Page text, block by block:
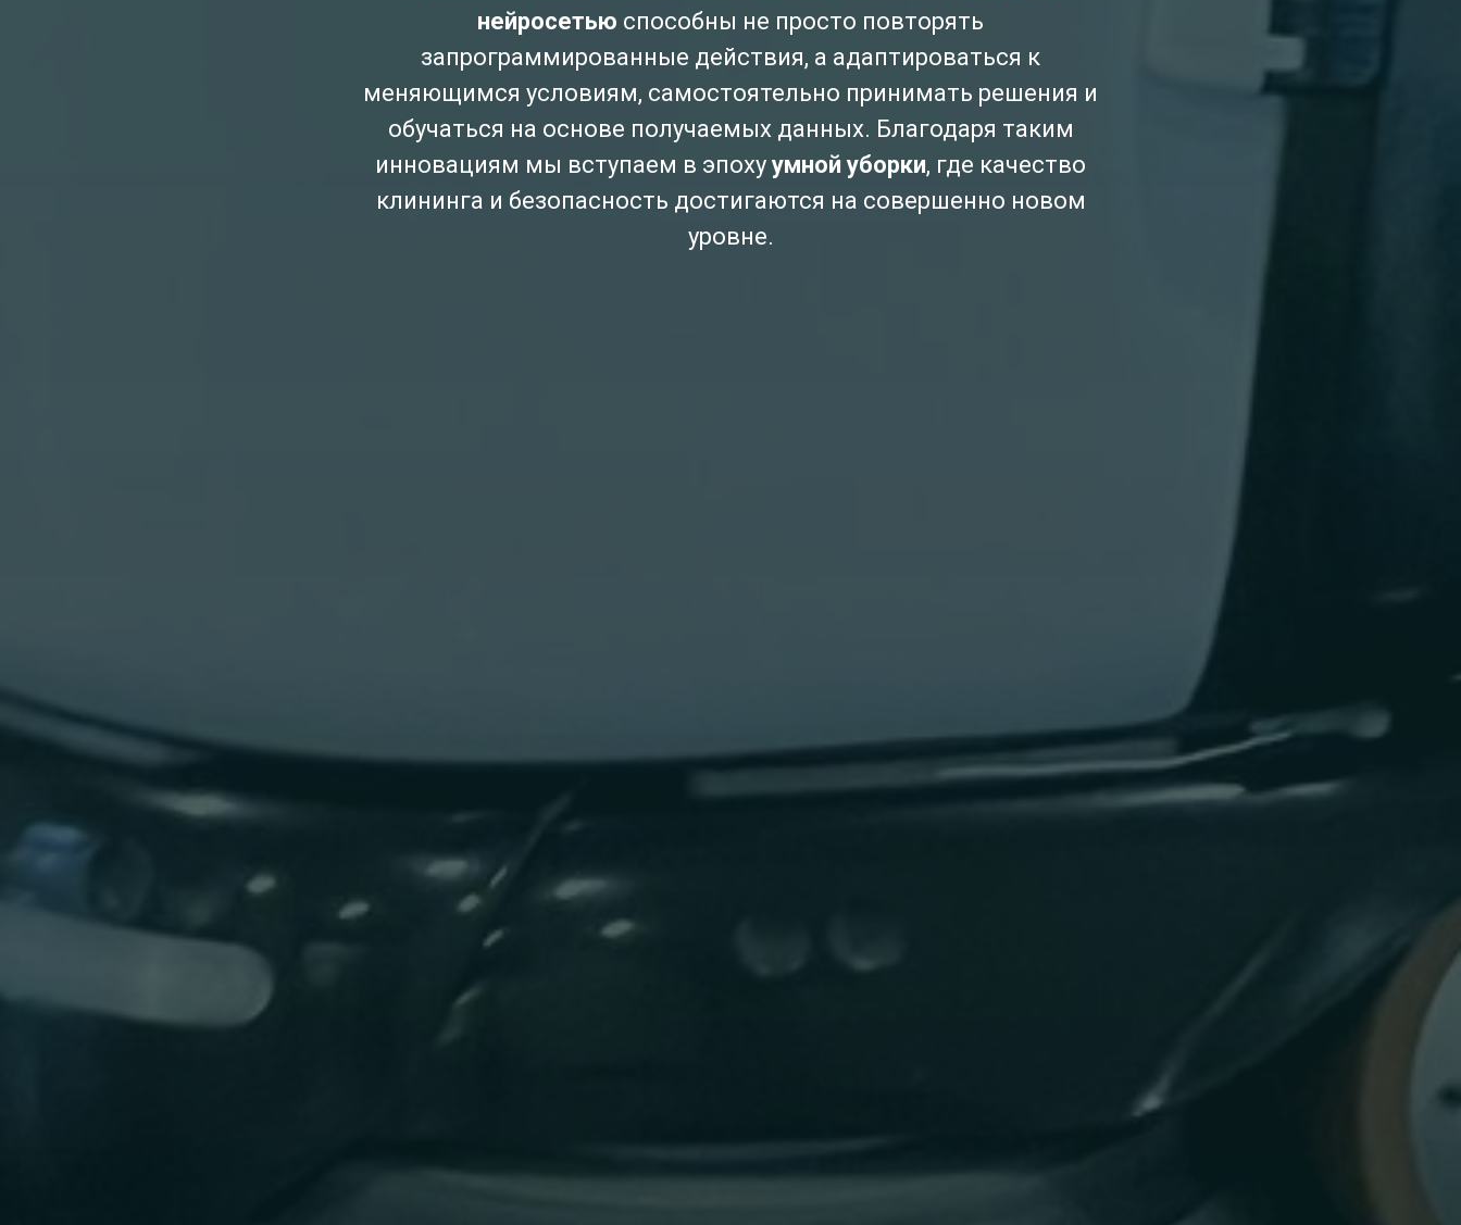
нейросетью способны не просто повторять
запрограммированные действия, а адаптироваться к
меняющимся условиям, самостоятельно принимать решения и
обучаться на основе получаемых данных. Благодаря таким
инновациям мы вступаем в эпоху умной уборки, где качество
клининга и безопасность достигаются на совершенно новом
уровне.